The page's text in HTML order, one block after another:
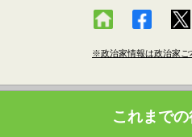
※政治家情報は政治家ご
これまで